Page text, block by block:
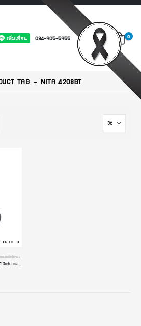
084-905-5955 0
TAG -NITA 4208BT
แกนบาร์โค้ดไร้สาย เครื่องอ่านบาร์โค้ด
เครื่องอ่านบาร์โค้ดไร้สาย NITA 4208BT หัวอ่าน 2 มิติ มีแท่นวางชาร์จ มีหน้าจอ มี Bluetooth มีโหมดสลับภาษาแบบออโต้ รับประกัน 2 ปี